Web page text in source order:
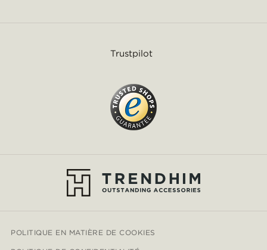
Trustpilot
POLITIQUE EN MATIÈRE DE COOKIES